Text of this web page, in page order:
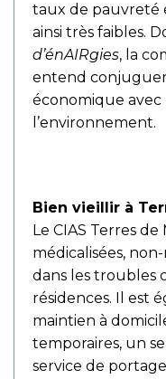
taux de pauvreté
ainsi très faibles.
d’énAIRgies, la
entend
économique
l’environnement.
Bien vieillir à
Le CIAS Terres
médicalisées,
dans les troubles
résidences. Il est
maintien à
temporaires, un
service de